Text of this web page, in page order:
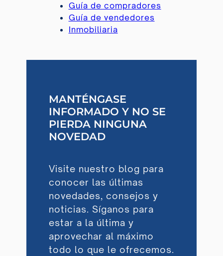
Guía de compradores
Guía de vendedores
Inmobiliaria
MANTÉNGASE
INFORMADO Y NO SE
PIERDA NINGUNA
NOVEDAD
Visite nuestro blog para
conocer las últimas
novedades, consejos y
noticias. Síganos para
estar a la última y
aprovechar al máximo
todo lo que le ofrecemos.